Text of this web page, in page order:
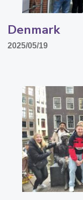
Denmark
2025/05/19